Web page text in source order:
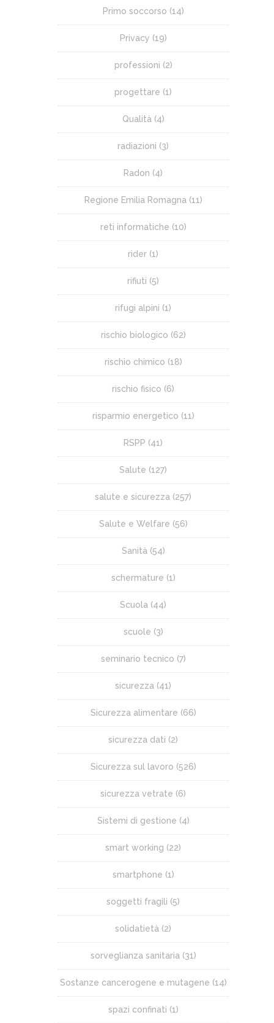
Primo soccorso (14)
Privacy (19)
professioni (2)
progettare (1)
Qualità (4)
radiazioni (3)
Radon (4)
Regione Emilia Romagna (11)
reti informatiche (10)
rider (1)
rifiuti (5)
rifugi alpini (1)
rischio biologico (62)
rischio chimico (18)
rischio fisico (6)
risparmio energetico (11)
RSPP (41)
Salute (127)
salute e sicurezza (257)
Salute e Welfare (56)
Sanità (54)
schermature (1)
Scuola (44)
scuole (3)
seminario tecnico (7)
sicurezza (41)
Sicurezza alimentare (66)
sicurezza dati (2)
Sicurezza sul lavoro (526)
sicurezza vetrate (6)
Sistemi di gestione (4)
smart working (22)
smartphone (1)
soggetti fragili (5)
solidatietà (2)
sorveglianza sanitaria (31)
Sostanze cancerogene e mutagene (14)
spazi confinati (1)